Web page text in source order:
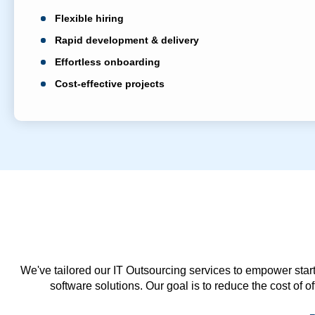
Flexible hiring
Rapid development & delivery
Effortless onboarding
Cost-effective projects
We've tailored our IT Outsourcing services to empower
software solutions. Our goal is to reduce the cost of